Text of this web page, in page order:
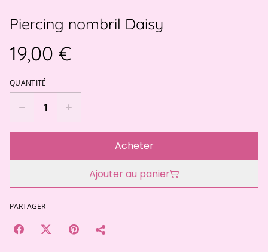
Piercing nombril Daisy
19,00 €
QUANTITÉ
Acheter
Ajouter au panier
PARTAGER